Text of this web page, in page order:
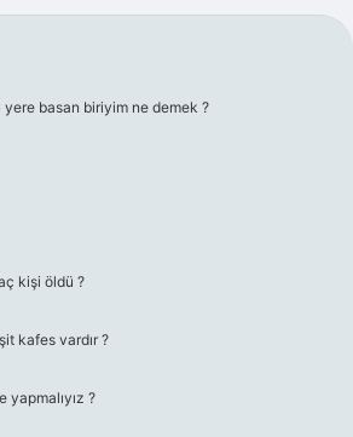
yere basan biriyim ne demek ?
kişi öldü ?
kafes vardır ?
yapmalıyız ?